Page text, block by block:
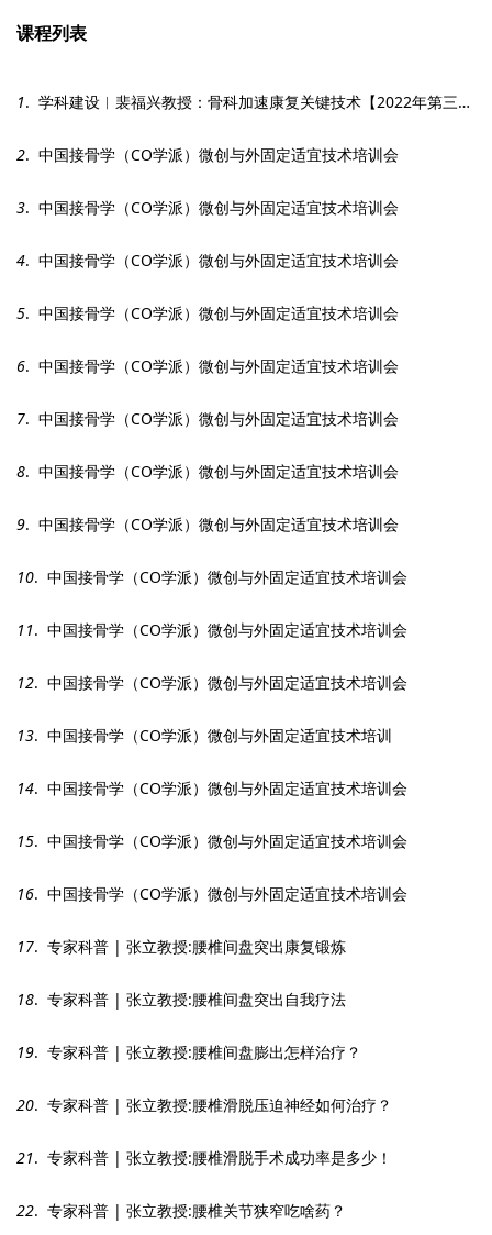
课程列表
1. 学科建设︱裴福兴教授：骨科加速康复关键技术【2022年第三期】
2. 中国接骨学（CO学派）微创与外固定适宜技术培训会
3. 中国接骨学（CO学派）微创与外固定适宜技术培训会
4. 中国接骨学（CO学派）微创与外固定适宜技术培训会
5. 中国接骨学（CO学派）微创与外固定适宜技术培训会
6. 中国接骨学（CO学派）微创与外固定适宜技术培训会
7. 中国接骨学（CO学派）微创与外固定适宜技术培训会
8. 中国接骨学（CO学派）微创与外固定适宜技术培训会
9. 中国接骨学（CO学派）微创与外固定适宜技术培训会
10. 中国接骨学（CO学派）微创与外固定适宜技术培训会
11. 中国接骨学（CO学派）微创与外固定适宜技术培训会
12. 中国接骨学（CO学派）微创与外固定适宜技术培训会
13. 中国接骨学（CO学派）微创与外固定适宜技术培训
14. 中国接骨学（CO学派）微创与外固定适宜技术培训会
15. 中国接骨学（CO学派）微创与外固定适宜技术培训会
16. 中国接骨学（CO学派）微创与外固定适宜技术培训会
17. 专家科普 | 张立教授:腰椎间盘突出康复锻炼
18. 专家科普 | 张立教授:腰椎间盘突出自我疗法
19. 专家科普 | 张立教授:腰椎间盘膨出怎样治疗？
20. 专家科普 | 张立教授:腰椎滑脱压迫神经如何治疗？
21. 专家科普 | 张立教授:腰椎滑脱手术成功率是多少！
22. 专家科普 | 张立教授:腰椎关节狭窄吃啥药？